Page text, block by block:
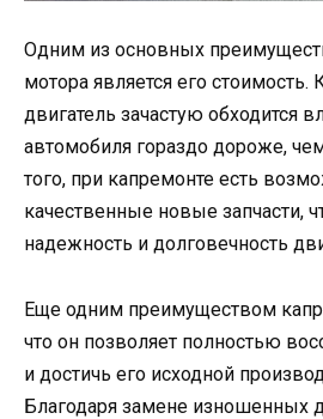
Одним из основных
мотора является его стоимость.
двигатель зачастую обходится
автомобиля гораздо дороже,
того, при капремонте есть
качественные новые запчасти,
надежность и долговечность
Еще одним преимуществом
что он позволяет полностью
и достичь его исходной
Благодаря замене изношенных